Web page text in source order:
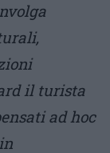
il turista
ad hoc